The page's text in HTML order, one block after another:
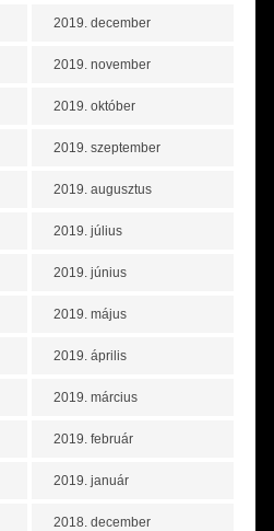
2019. december
2019. november
2019. október
2019. szeptember
2019. augusztus
2019. július
2019. június
2019. május
2019. április
2019. március
2019. február
2019. január
2018. december